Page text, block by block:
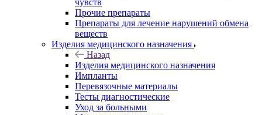
чувств
Прочие препараты
Препараты для лечение нарушений обмена
веществ
Изделия медицинского назначения
Назад
Изделия медицинского назначения
Импланты
Перевязочные материалы
Тесты диагностические
Уход за больными